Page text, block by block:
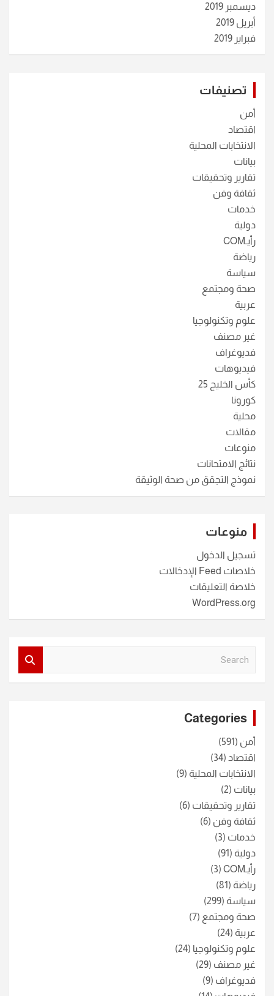
ديسمبر 2019
أبريل 2019
فبراير 2019
تصنيفات
أمن
اقتصاد
الانتخابات المحلية
بيانات
تقارير وتحقيقات
ثقافة وفن
خدمات
دولية
رأيـCOM
رياضة
سياسة
صحة ومجتمع
عربية
علوم وتكنولوجيا
غير مصنف
فديوغراف
فيديوهات
كأس الخليج 25
كورونا
محلية
مقالات
منوعات
نتائج الامتحانات
نموذج التجقق من صحة الوثيقة
منوعات
تسجيل الدخول
خلاصات Feed الإدخالات
خلاصة التعليقات
WordPress.org
Categories
أمن (591)
اقتصاد (34)
الانتخابات المحلية (9)
بيانات (2)
تقارير وتحقيقات (6)
ثقافة وفن (6)
خدمات (3)
دولية (91)
رأيـCOM
(3)
رياضة (81)
سياسة (299)
صحة ومجتمع (7)
عربية (24)
علوم وتكنولوجيا (24)
غير مصنف (29)
فديوغراف (9)